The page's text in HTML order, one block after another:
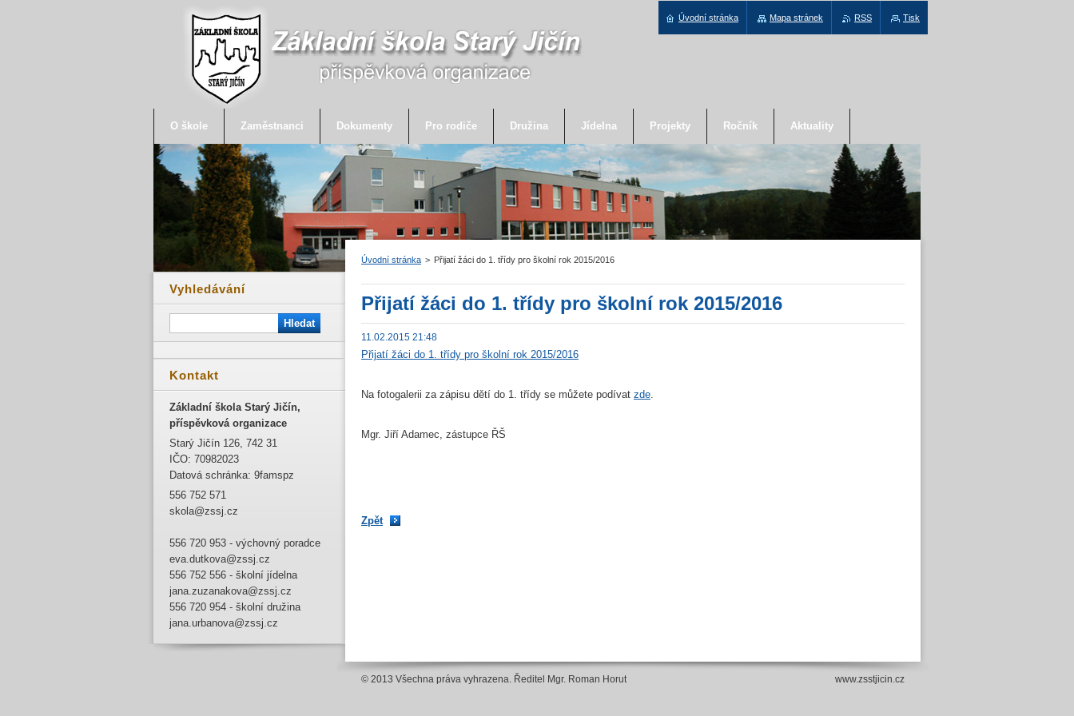
Úvodní stránka > Přijatí žáci do 1. třídy pro školní rok 2015/2016
Přijatí žáci do 1. třídy pro školní rok 2015/2016
11.02.2015 21:48
Přijatí žáci do 1. třídy pro školní rok 2015/2016
Na fotogalerii za zápisu dětí do 1. třídy se můžete podívat zde.
Mgr. Jiří Adamec, zástupce ŘŠ
Zpět
Vyhledávání
Kontakt
Základní škola Starý Jičín,
příspěvková organizace
Starý Jičín 126, 742 31
IČO: 70982023
Datová schránka: 9famspz
556 752 571
skola@zssj.cz
556 720 953 - výchovný poradce
eva.dutkova@zssj.cz
556 752 556 - školní jídelna
jana.zuzanakova@zssj.cz
556 720 954 - školní družina
jana.urbanova@zssj.cz
O škole Zaměstnanci Dokumenty Pro rodiče Družina Jídelna Projekty Ročník Aktuality
© 2013 Všechna práva vyhrazena. Ředitel Mgr. Roman Horut www.zsstjicin.cz
Úvodní stránka Mapa stránek RSS Tisk